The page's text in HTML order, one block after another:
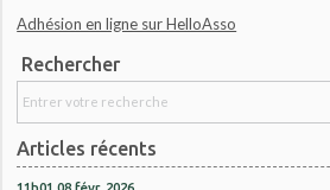
Adhésion en ligne sur HelloAsso
Rechercher
Articles récents
11h01 08 févr. 2026